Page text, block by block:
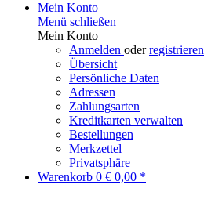
Mein Konto
Menü schließen
Mein Konto
Anmelden oderregistrieren
Übersicht
Persönliche Daten
Adressen
Zahlungsarten
Kreditkarten verwalten
Bestellungen
Merkzettel
Privatsphäre
Warenkorb 0 € 0,00 *